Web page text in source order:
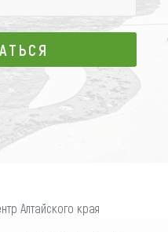
Алтайского края